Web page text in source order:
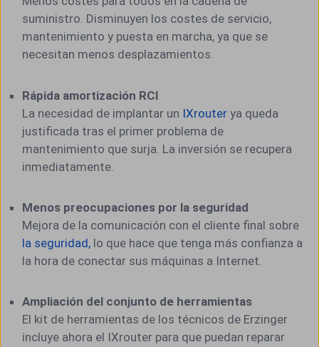
suministro. Disminuyen los costes de servicio,
mantenimiento y puesta en marcha, ya que se
necesitan menos desplazamientos.
Rápida amortización RCI
La necesidad de implantar un IXrouter ya queda
justificada tras el primer problema de
mantenimiento que surja. La inversión se recupera
inmediatamente.
Menos preocupaciones por la seguridad
Mejora de la comunicación con el cliente final sobre
la seguridad, lo que hace que tenga más confianza a
la hora de conectar sus máquinas a Internet.
Ampliación del conjunto de herramientas
El kit de herramientas de los técnicos de Erzinger
incluye ahora el IXrouter para que puedan reparar